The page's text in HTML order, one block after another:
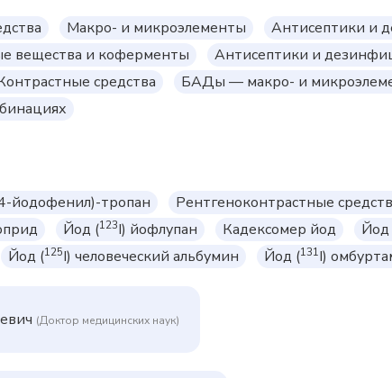
Макро- и микроэлементы
Антисептики и
вещества и коферменты
Антисептики и
средства
БАДы — макро- и
йодофенил)-тропан Рентгеноконтрастные
Йод (123I) йофлупан Кадексомер йод Йод
Йод (125I) человеческий альбумин Йод (131I)
(Доктор медицинских наук)